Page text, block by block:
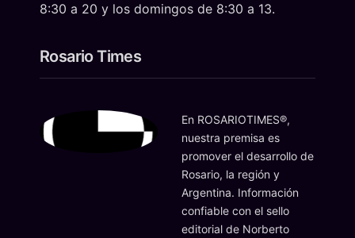
8:30 a 20 y los domingos de 8:30 a 13.
Rosario Times
En ROSARIOTIMES®,
nuestra premisa es
promover el desarrollo de
Rosario, la región y
Argentina. Información
confiable con el sello
editorial de Norberto